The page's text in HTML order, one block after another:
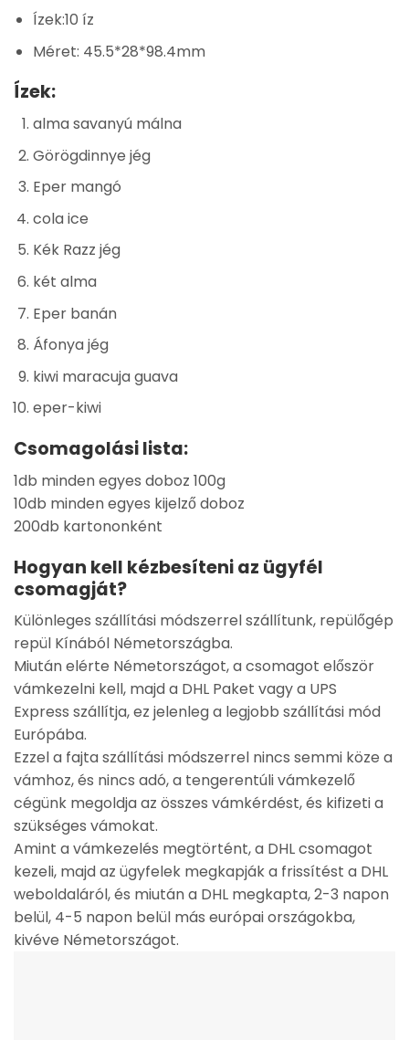
Ízek:10 íz
Méret: 45.5*28*98.4mm
Ízek:
alma savanyú málna
Görögdinnye jég
Eper mangó
cola ice
Kék Razz jég
két alma
Eper banán
Áfonya jég
kiwi maracuja guava
eper-kiwi
Csomagolási lista:
1db minden egyes doboz 100g
10db minden egyes kijelző doboz
200db kartononként
Hogyan kell kézbesíteni az ügyfél
csomagját?
Különleges szállítási módszerrel szállítunk, repülőgép
repül Kínából Németországba.
Miután elérte Németországot, a csomagot először
vámkezelni kell, majd a DHL Paket vagy a UPS
Express szállítja, ez jelenleg a legjobb szállítási mód
Európába.
Ezzel a fajta szállítási módszerrel nincs semmi köze a
vámhoz, és nincs adó, a tengerentúli vámkezelő
cégünk megoldja az összes vámkérdést, és kifizeti a
szükséges vámokat.
Amint a vámkezelés megtörtént, a DHL csomagot
kezeli, majd az ügyfelek megkapják a frissítést a DHL
weboldaláról, és miután a DHL megkapta, 2-3 napon
belül, 4-5 napon belül más európai országokba,
kivéve Németországot.